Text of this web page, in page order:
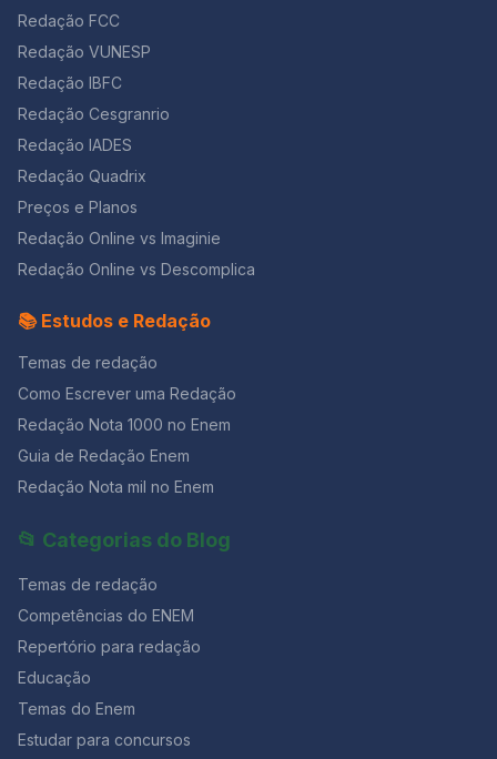
Redação FCC
Redação VUNESP
Redação IBFC
Redação Cesgranrio
Redação IADES
Redação Quadrix
Preços e Planos
Redação Online vs Imaginie
Redação Online vs Descomplica
📚 Estudos e Redação
Temas de redação
Como Escrever uma Redação
Redação Nota 1000 no Enem
Guia de Redação Enem
Redação Nota mil no Enem
📂 Categorias do Blog
Temas de redação
Competências do ENEM
Repertório para redação
Educação
Temas do Enem
Estudar para concursos